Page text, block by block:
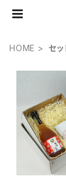
HOME セッ